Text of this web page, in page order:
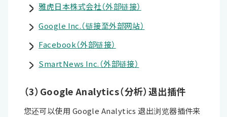
雅虎日本株式会社（外部链接）
Google Inc.（链接至外部网站）
Facebook（外部链接）
SmartNews Inc.（外部链接）
（3）Google Analytics（分析）退出插件
您还可以使用 Google Analytics 退出浏览器插件来